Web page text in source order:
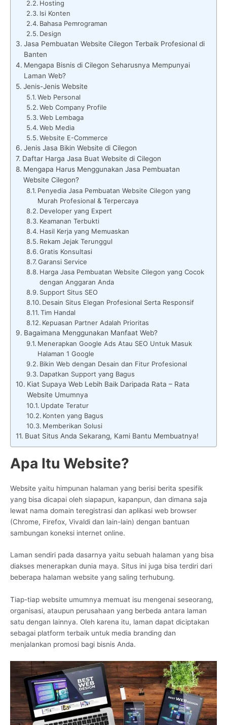
Hosting
Isi Konten
Bahasa Pemrograman
Design
Jasa Pembuatan Website Cilegon Terbaik Profesional di
Banten
Mengapa Bisnis di Cilegon Seharusnya Mempunyai
Laman Web?
Jenis-Jenis Website
Web Personal
Web Company Profile
Web Lembaga
Web Media
Website E-Commerce
Jenis Jasa Bikin Website di Cilegon
Daftar Harga Jasa Buat Website di Cilegon
Mengapa Harus Menggunakan Jasa Pembuatan
Website Cilegon?
Penyedia Jasa Pembuatan Website Cilegon yang
Murah Profesional & Terpercaya
Developer yang Expert
Keamanan Terbukti
Hasil Kerja yang Memuaskan
Rekam Jejak Terunggul
Gratis Konsultasi
Garansi Service
Harga Jasa Pembuatan Website Cilegon yang Cocok
dengan Anggaran Anda
Support Situs SEO
Desain Situs Elegan Profesional Serta Responsif
Tim Handal
Kepuasan Partner Adalah Prioritas
Bagaimana Menggunakan Manfaat Web?
Menerapkan Google Ads Atau SEO Untuk Masuk
Halaman 1 Google
Bikin Web dengan Desain dan Fitur Profesional
Dapatkan Support yang Bagus
Kiat Supaya Web Lebih Baik Daripada Rata – Rata
Website Umumnya
Update Teratur
Konten yang Bagus
Memberikan Solusi
Buat Situs Anda Sekarang, Kami Bantu Membuatnya!
Apa Itu Website?
Website yaitu himpunan halaman yang berisi berita spesifik
yang bisa dicapai oleh siapapun, kapanpun, dan dimana saja
lewat nama domain teregistrasi dan aplikasi web browser
(Chrome, Firefox, Vivaldi dan lain-lain) dengan bantuan
sambungan koneksi internet online.
Laman sendiri pada dasarnya yaitu sebuah halaman yang bisa
diakses menerapkan dunia maya. Situs ini juga bisa terdiri dari
beberapa halaman website yang saling terhubung.
Tiap-tiap website umumnya memuat isu mengenai seseorang,
organisasi, ataupun perusahaan yang berbeda antara laman
satu dengan lainnya. Oleh karena itu, laman dapat diciptakan
sebagai platform terbaik untuk media branding dan
menjalankan promosi bagi bisnis Anda.